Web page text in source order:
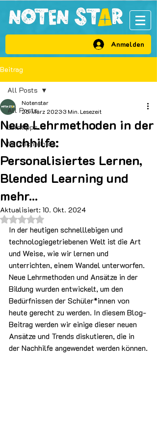
Anmelden
Beitrag
All Posts
Lerntipps
Nützliche Infos
All Posts
Neue Lehrmethoden in der
Nachhilfe:
Personalisiertes Lernen,
Blended Learning und
mehr...
Notenstar
25. März 20233 Min. Lesezeit
Aktualisiert: 10. Okt. 2024
Mit NaN von 5 Sternen bewertet.
In der heutigen schnelllebigen und
technologiegetriebenen Welt ist die Art
und Weise, wie wir lernen und
unterrichten, einem Wandel unterworfen.
Neue Lehrmethoden und Ansätze in der
Bildung wurden entwickelt, um den
Bedürfnissen der Schüler*innen von
heute gerecht zu werden. In diesem Blog-
Beitrag werden wir einige dieser neuen
Ansätze und Trends diskutieren, die in
der Nachhilfe angewendet werden können.